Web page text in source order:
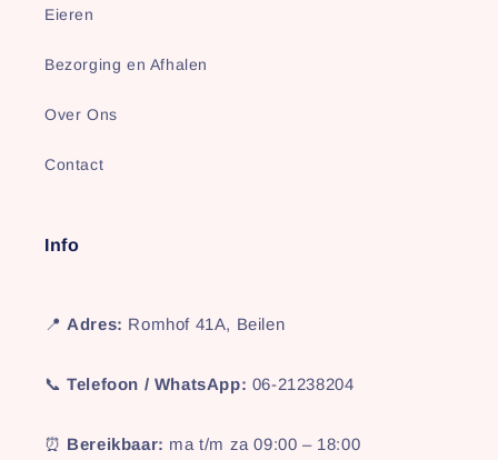
Eieren
Bezorging en Afhalen
Over Ons
Contact
Info
📍 Adres: Romhof 41A, Beilen
📞Telefoon / WhatsApp: 06-21238204
⏰ Bereikbaar: ma t/m za 09:00 – 18:00